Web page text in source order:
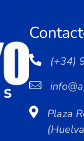
(+34)
Plaza